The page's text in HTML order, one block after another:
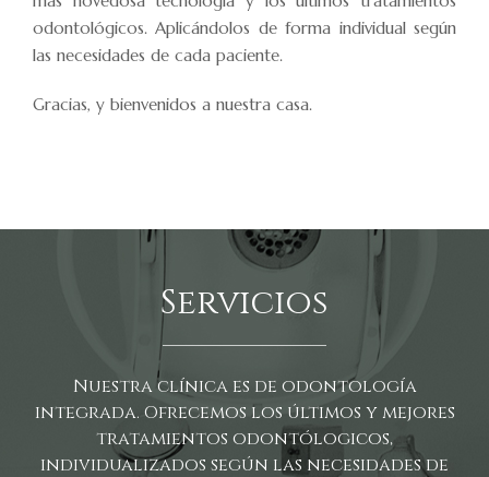
odontológicos. Aplicándolos de forma individual según
las necesidades de cada paciente.
Gracias, y bienvenidos a nuestra casa.
Servicios
Nuestra clínica es de odontología
integrada. Ofrecemos los últimos y mejores
tratamientos odontólogicos,
individualizados según las necesidades de